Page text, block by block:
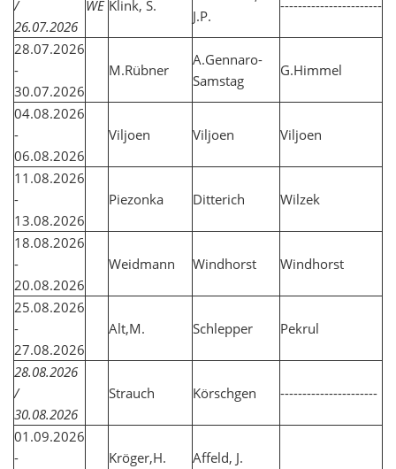
/
26.07.2026
WE Klink, S.
J.P.
-----------------------
28.07.2026
-
30.07.2026
M.Rübner
A.Gennaro-
Samstag
G.Himmel
04.08.2026
-
06.08.2026
Viljoen Viljoen Viljoen
11.08.2026
-
13.08.2026
Piezonka Ditterich Wilzek
18.08.2026
-
20.08.2026
Weidmann Windhorst Windhorst
25.08.2026
-
27.08.2026
Alt,M. Schlepper Pekrul
28.08.2026
/
30.08.2026
Strauch Körschgen ----------------------
01.09.2026
-
Kröger,H. Affeld, J.